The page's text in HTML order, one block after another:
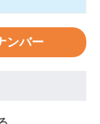
ンバー